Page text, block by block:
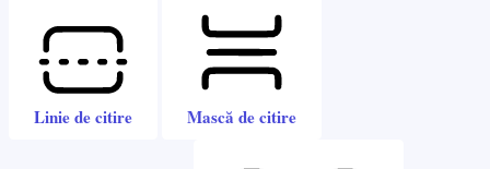
Linie de citire Mască de citire